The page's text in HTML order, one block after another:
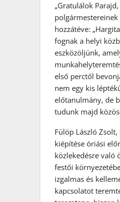
„Gratulálok
polgármestereinek
hozzátéve:
fognak a helyi
eszközöljünk,
első perctől
nem egy kis
előtanulmány, de
tudunk majd
Fülöp László
kiépítése óriási
közlekedésre való
festői
izgalmas és
kapcsolatot